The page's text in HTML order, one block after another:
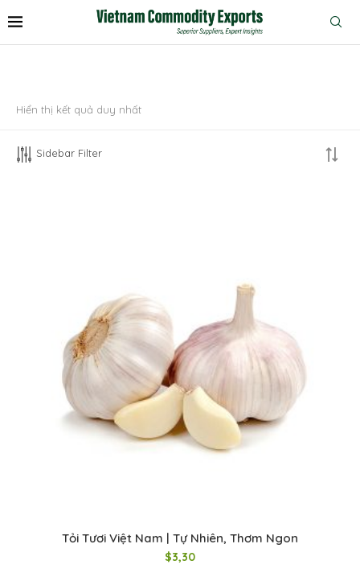
Hiển thị kết quả duy nhất
Sidebar Filter
Tỏi Tươi Việt Nam | Tự Nhiên, Thơm Ngon
$3,30